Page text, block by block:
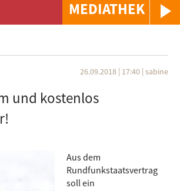
MEDIATHEK
26.09.2018 | 17:40 | sabine
und kostenlos
Aus dem
Rundfunkstaatsvertrag
soll ein